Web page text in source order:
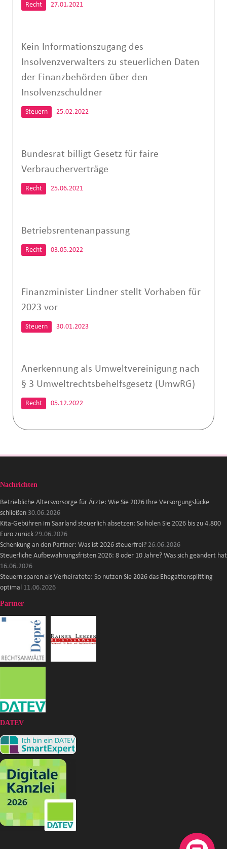
Recht 27.01.2021
Kein Informationszugang des
Insolvenzverwalters zu steuerlichen Daten
der Finanzbehörden über den
Insolvenzschuldner
Steuern 25.02.2022
Bundesrat billigt Gesetz für faire
Verbraucherverträge
Recht 25.06.2021
Betriebsrentenanpassung
Recht 03.05.2022
Finanzminister Lindner stellt Vorhaben für
2023 vor
Steuern 30.01.2023
Anerkennung als Umweltvereinigung nach
§ 3 Umweltrechtsbehelfsgesetz (UmwRG)
Recht 05.12.2022
Nachrichten
Betriebliche Altersvorsorge für Ärzte: Wie Sie 2026 Ihre Versorgungslücke
schließen 30.06.2026
Kita-Gebühren im Saarland steuerlich absetzen: So holen Sie 2026 bis zu 4.800
Euro zurück 29.06.2026
Schenkung an den Partner: Was ist 2026 steuerfrei? 26.06.2026
Steuerliche Aufbewahrungsfristen 2026: 8 oder 10 Jahre? Was sich geändert hat
16.06.2026
Steuern sparen als Verheiratete: So nutzen Sie 2026 das Ehegattensplitting
optimal 11.06.2026
Partner
DATEV